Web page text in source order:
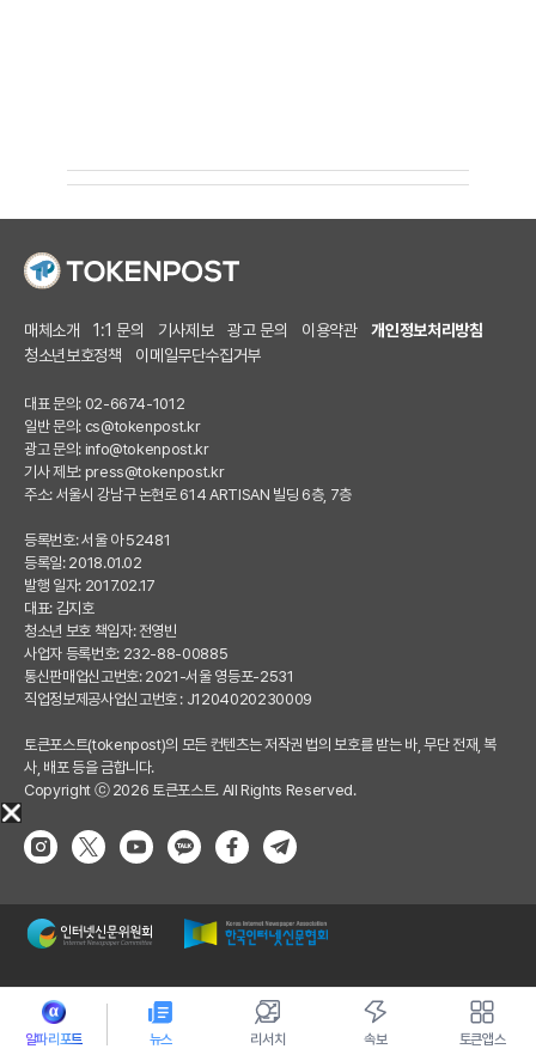
알파리포트 뉴스 리서치 속보 토큰앱스
매체소개 1:1 문의 기사제보 광고 문의 이용약관
개인정보처리방침
청소년보호정책
이메일무단수집거부
대표 문의: 02-6674-1012
일반 문의: cs@tokenpost.kr
광고 문의: info@tokenpost.kr
기사 제보: press@tokenpost.kr
주소: 서울시 강남구 논현로 614 ARTISAN 빌딩 6층, 7층
등록번호: 서울 아 52481
등록일: 2018.01.02
발행 일자: 2017.02.17
대표: 김지호
청소년 보호 책임자: 전영빈
사업자 등록번호: 232-88-00885
통신판매업신고번호: 2021-서울 영등포-2531
직업정보제공사업신고번호 : J1204020230009
토큰포스트(tokenpost)의 모든 컨텐츠는 저작권 법의 보호를 받는 바, 무단 전재, 복
사, 배포 등을 금합니다.
Copyright ⓒ 2026 토큰포스트. All Rights Reserved.